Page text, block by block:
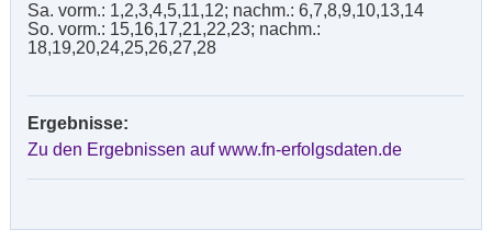
Sa. vorm.: 1,2,3,4,5,11,12; nachm.: 6,7,8,9,10,13,14
So. vorm.: 15,16,17,21,22,23; nachm.:
18,19,20,24,25,26,27,28
Ergebnisse:
Zu den Ergebnissen auf www.fn-erfolgsdaten.de